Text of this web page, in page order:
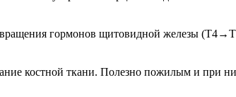
гормонов щитовидной железы
костной ткани. Полезно пожилым и при